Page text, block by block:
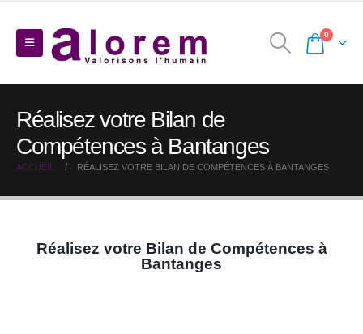
0
Réalisez votre Bilan de
Compétences à Bantanges
ACCUEIL RÉALISEZ VOTRE BILAN DE COMPÉTENCES À BANTANGES
Réalisez votre Bilan de Compétences à
Bantanges